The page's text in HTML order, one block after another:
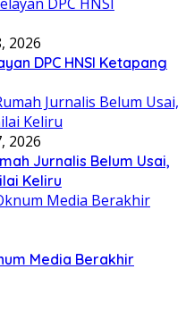
2026
DPC HNSI Ketapang
2026
Jurnalis Belum Usai,
Keliru
Media Berakhir